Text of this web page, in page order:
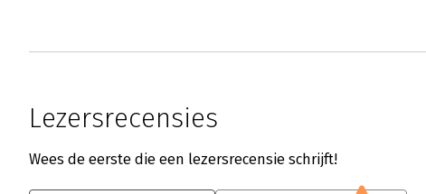
Lezersrecensies
Wees de eerste die een lezersrecensie schrijft!